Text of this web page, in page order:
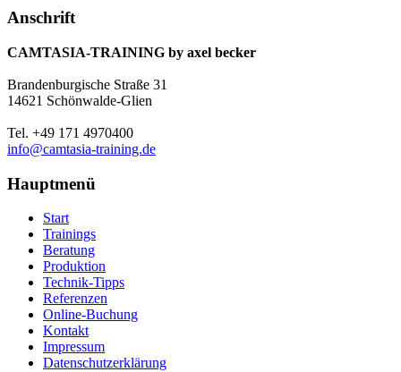
Anschrift
CAMTASIA-TRAINING by axel becker
Brandenburgische Straße 31
14621 Schönwalde-Glien
Tel. +49 171 4970400
info@camtasia-training.de
Hauptmenü
Start
Trainings
Beratung
Produktion
Technik-Tipps
Referenzen
Online-Buchung
Kontakt
Impressum
Datenschutzerklärung